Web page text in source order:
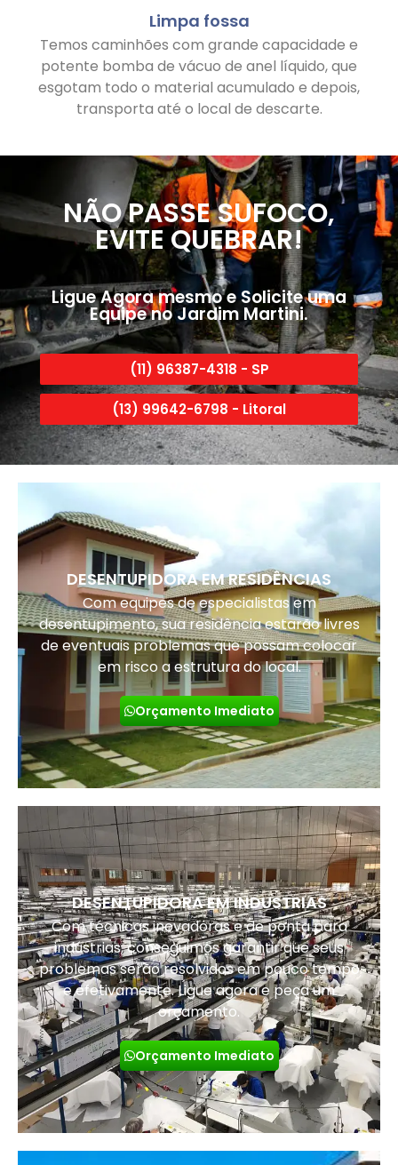
Limpa fossa
Temos caminhões com grande capacidade e
potente bomba de vácuo de anel líquido, que
esgotam todo o material acumulado e depois,
transporta até o local de descarte.
NÃO PASSE SUFOCO,
EVITE QUEBRAR!
Ligue Agora mesmo e Solicite uma
Equipe no Jardim Martini.
(11) 96387-4318 - SP
(13) 99642-6798 - Litoral
DESENTUPIDORA EM RESIDÊNCIAS
Com equipes de especialistas em
desentupimento, sua residência estarão livres
de eventuais problemas que possam colocar
em risco a estrutura do local.
Orçamento Imediato
DESENTUPIDORA EM INDUSTRIAS
Com técnicas inovadoras e de ponta para
indústrias, conseguimos garantir que seus
problemas serão resolvidos em pouco tempo
e efetivamente. Ligue agora e peça um
orçamento.
Orçamento Imediato